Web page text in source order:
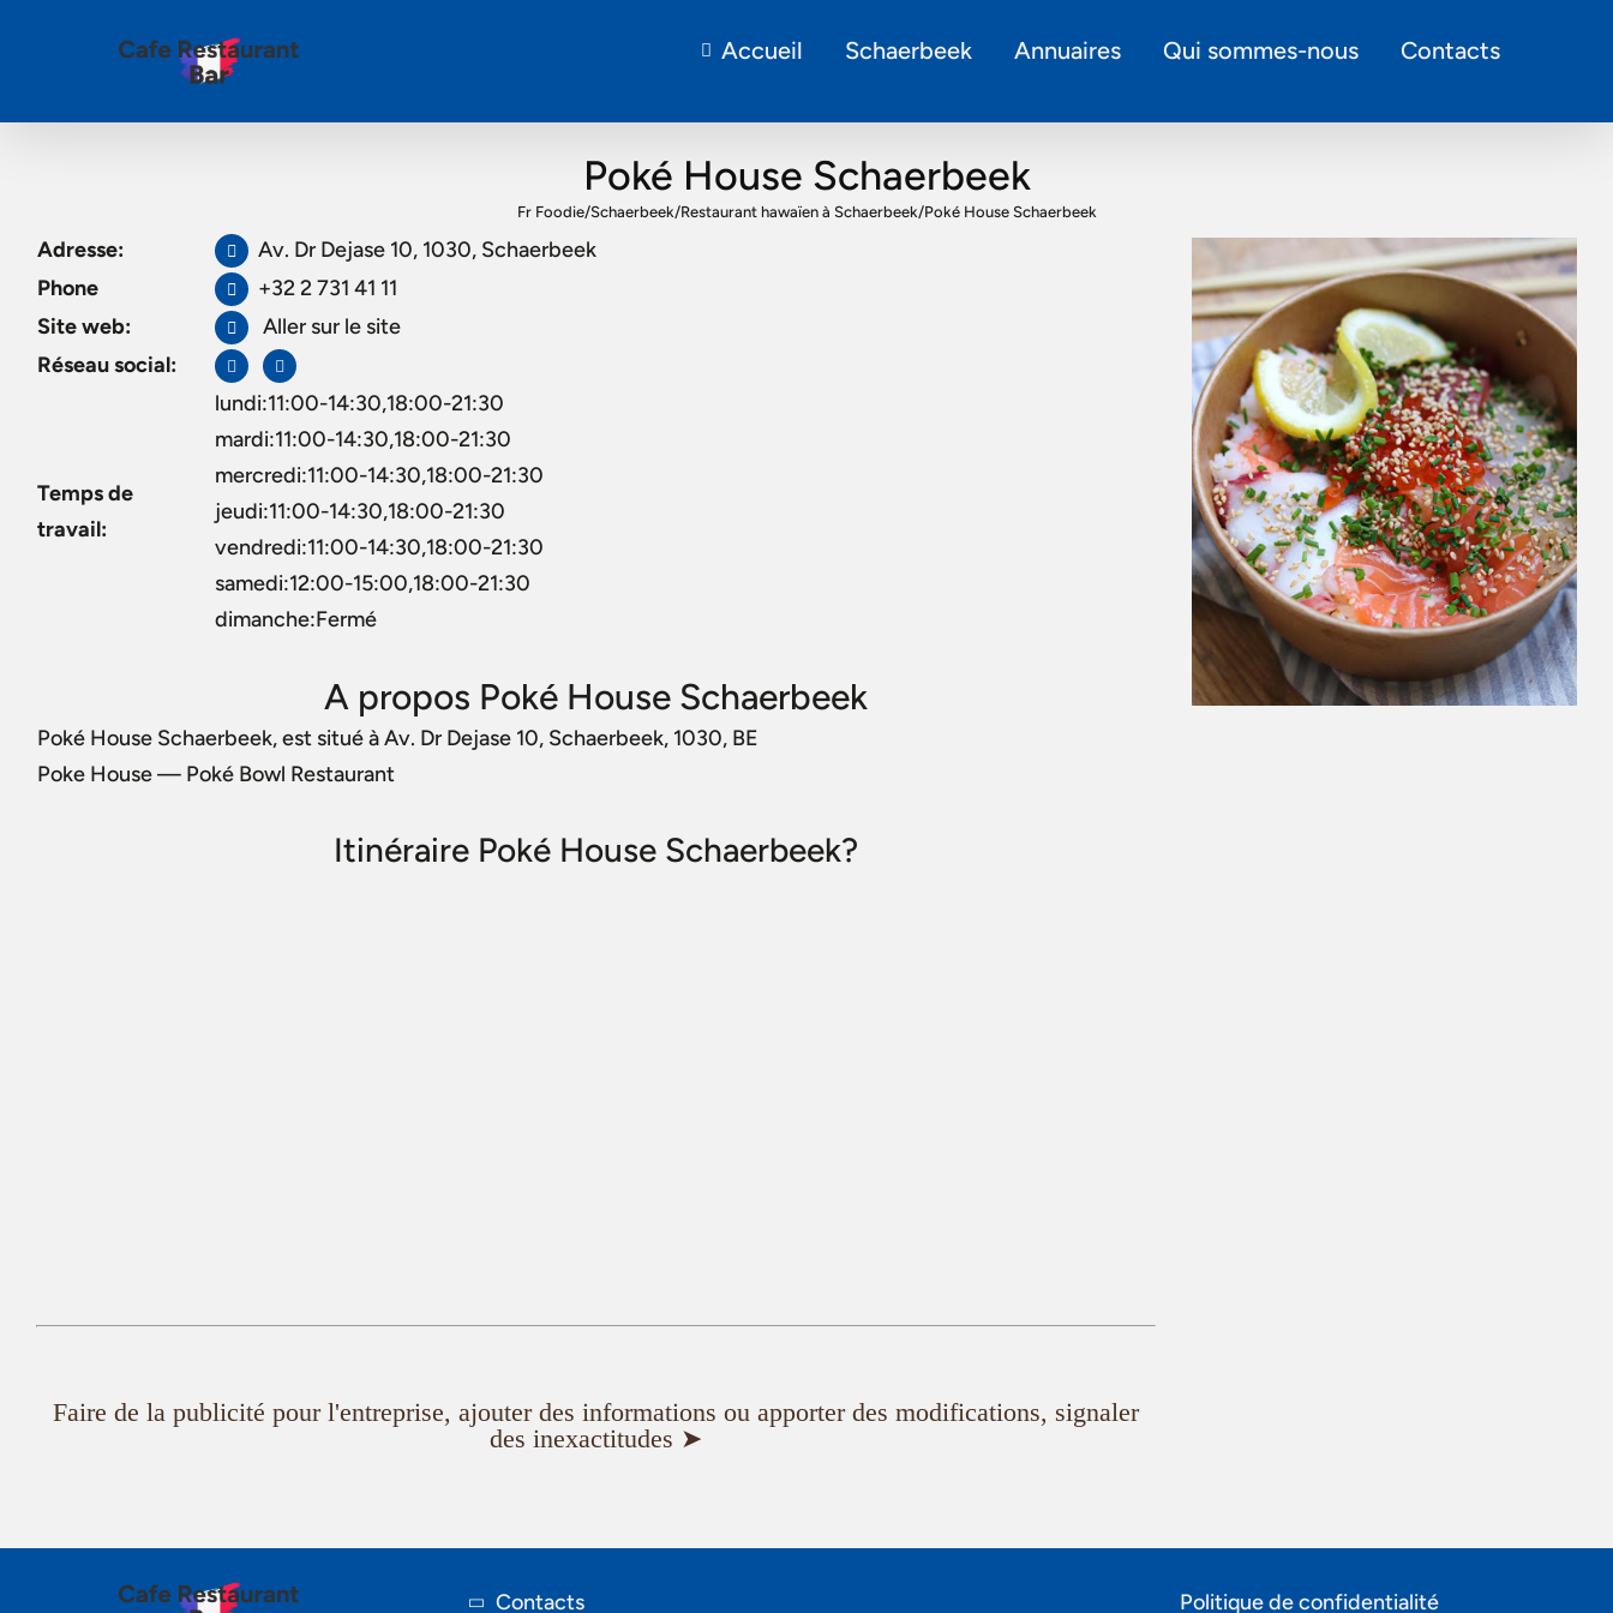
Accueil Schaerbeek Annuaires Qui sommes-nous Contacts
Poké House Schaerbeek
Fr Foodie/Schaerbeek/Restaurant hawaïen à Schaerbeek/Poké House Schaerbeek
Adresse:
Av. Dr Dejase 10, 1030, Schaerbeek
Phone
+32 2 731 41 11
Site web:
Aller sur le site
Réseau social:
Temps de
travail:
lundi:11:00-14:30,18:00-21:30
mardi:11:00-14:30,18:00-21:30
mercredi:11:00-14:30,18:00-21:30
jeudi:11:00-14:30,18:00-21:30
vendredi:11:00-14:30,18:00-21:30
samedi:12:00-15:00,18:00-21:30
dimanche:Fermé
A propos Poké House Schaerbeek
Poké House Schaerbeek, est situé à Av. Dr Dejase 10, Schaerbeek, 1030, BE
Poke House — Poké Bowl Restaurant
Itinéraire Poké House Schaerbeek?
Faire de la publicité pour l'entreprise, ajouter des informations ou apporter des modifications, signaler
des inexactitudes ➤
Contacts Politique de confidentialité